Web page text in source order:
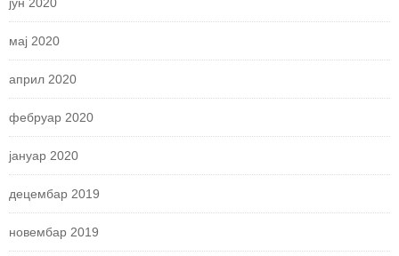
мај 2020
април 2020
фебруар 2020
јануар 2020
децембар 2019
новембар 2019